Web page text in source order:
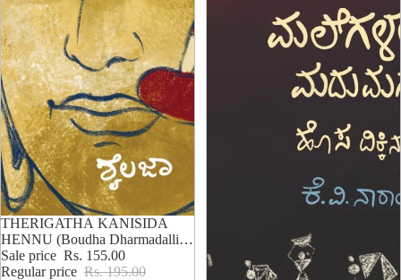
20% OFF
THERIGATHA KANISIDA
HENNU (Boudha Dharmadalli
Mahile)
Sale price Rs. 155.00
Regular price Rs. 195.00